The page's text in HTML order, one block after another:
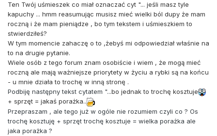
Ten Twój uśmieszek co miał oznaczać cyt "... jeśli masz tyle
kapuchy ... hmm reasumując musisz mieć wielki ból dupy że mam
roczną i że mam pieniądze , bo tym tekstem i uśmieszkiem to
stwierdziłeś?
W tym momencie zahaczę o to ,żebyś mi odpowiedział właśnie na
to na drugie pytanie.
Wiele osób z tego forum znam osobiście i wiem , że mogą mieć
roczną ale mają ważniejsze priorytety w życiu a rybki są na końcu
- u mnie działa to trochę w inną stronę .
Podbiję następny tekst cytatem "...bo jednak to trochę kosztuje
+ sprzęt = jakaś porażka..
Przepraszam , ale tego już w ogóle nie rozumiem czyli co ? Os
trochę kosztuję + sprzęt trochę kosztuje = wielka porażka ale
jaka porażka ?